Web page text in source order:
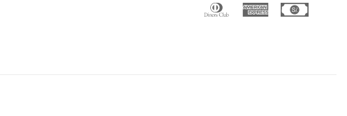
Dinners
American